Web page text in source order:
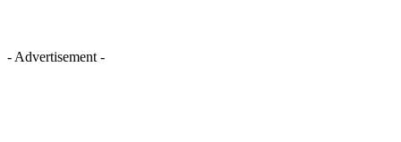
- Advertisement -